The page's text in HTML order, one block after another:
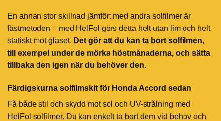
En annan stor skillnad jämfört med andra solfilmer är
fästmetoden – med HelFol görs detta helt utan lim och helt
statiskt mot glaset. Det gör att du kan ta bort solfilmen,
till exempel under de mörka höstmånaderna, och sätta
tillbaka den igen när du behöver den.
Färdigskurna solfilmskit för Honda Accord sedan
Få både stil och skydd mot sol och UV-strålning med
HelFol solfilmer. Du kan enkelt ta bort dem vid behov och